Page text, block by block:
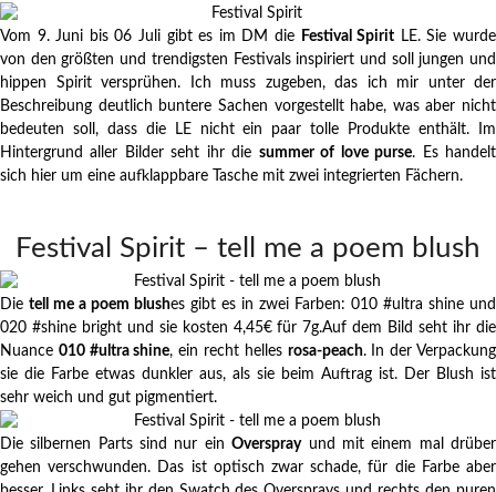
Vom 9. Juni bis 06 Juli gibt es im DM die Festival Spirit LE. Sie wurde
von den größten und trendigsten Festivals inspiriert und soll jungen und
hippen Spirit versprühen. Ich muss zugeben, das ich mir unter der
Beschreibung deutlich buntere Sachen vorgestellt habe, was aber nicht
bedeuten soll, dass die LE nicht ein paar tolle Produkte enthält. Im
Hintergrund aller Bilder seht ihr die summer of love purse. Es handelt
sich hier um eine aufklappbare Tasche mit zwei integrierten Fächern.
Festival Spirit – tell me a poem blush
Die tell me a poem blushes gibt es in zwei Farben: 010 #ultra shine und
020 #shine bright und sie kosten 4,45€ für 7g.Auf dem Bild seht ihr die
Nuance 010 #ultra shine, ein recht helles rosa-peach. In der Verpackung
sie die Farbe etwas dunkler aus, als sie beim Auftrag ist. Der Blush ist
sehr weich und gut pigmentiert.
Die silbernen Parts sind nur einOversprayund mit einem mal drüber
gehen verschwunden. Das ist optisch zwar schade, für die Farbe aber